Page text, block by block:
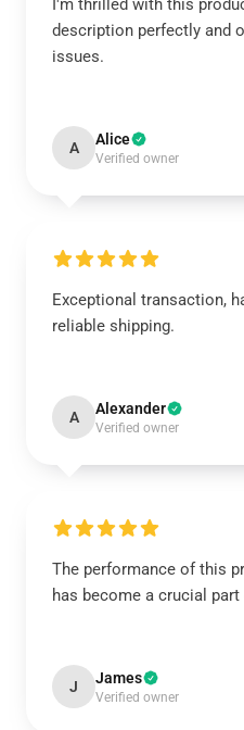
I'm thrilled with this
description perfectly and
issues.
A Alice
Verified owner
Exceptional transaction,
reliable shipping.
A Alexander
Verified owner
The performance of this
has become a crucial
J James
Verified owner